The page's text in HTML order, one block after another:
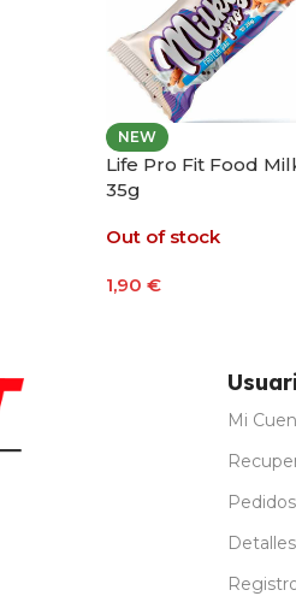
NEW
Life Pro Fit Food
35g
Out of stock
1,90 €
Mi
Pedidos